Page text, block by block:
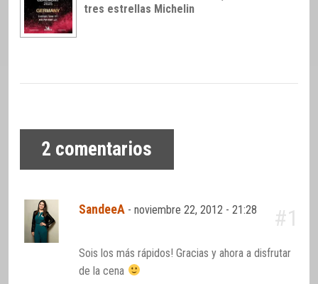
tres estrellas Michelin
2 comentarios
SandeeA -noviembre 22, 2012 - 21:28 #1
Sois los más rápidos! Gracias y ahora a disfrutar
de la cena